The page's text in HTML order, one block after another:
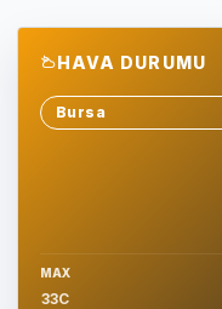
HAVA DURUMU
Sehir sec
MAX
33C